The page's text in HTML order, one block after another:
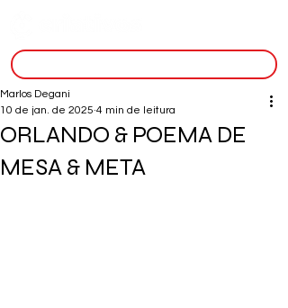
ORLANDO & POEMA DE
MESA & META
Marlos Degani
10 de jan. de 2025 4 min de leitura